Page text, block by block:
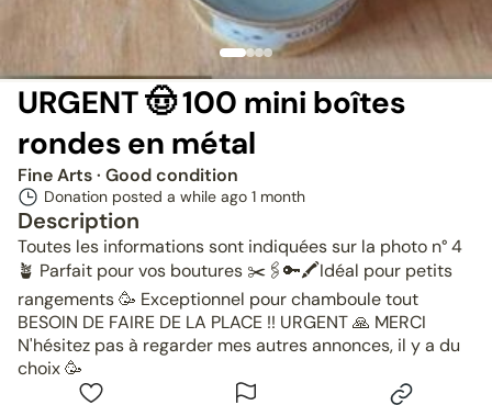
URGENT 🤠 100 mini boîtes
rondes en métal
Fine Arts· Good condition
Donation posted a while ago 1 month
Description
Toutes les informations sont indiquées sur la photo n° 4
🪴 Parfait pour vos boutures ✂️🖇🔑🖍Idéal pour petits
rangements 🥳 Exceptionnel pour chamboule tout
BESOIN DE FAIRE DE LA PLACE !! URGENT 🙏 MERCI
N'hésitez pas à regarder mes autres annonces, il y a du
choix 🥳